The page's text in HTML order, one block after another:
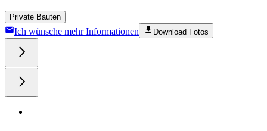
Private Bauten
Ich wünsche mehr Informationen Download Fotos